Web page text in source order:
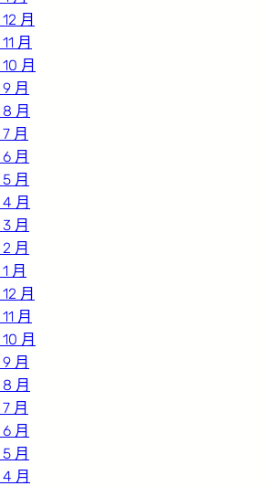
月
月
月
月
月
月
月
月
月
月
月
月
月
月
月
月
月
月
月
月
月